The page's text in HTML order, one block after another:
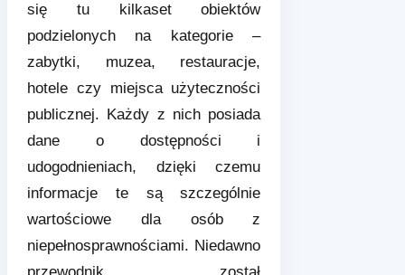
się tu kilkaset obiektów
podzielonych na kategorie –
zabytki, muzea, restauracje,
hotele czy miejsca użyteczności
publicznej. Każdy z nich posiada
dane o dostępności i
udogodnieniach, dzięki czemu
informacje te są szczególnie
wartościowe dla osób z
niepełnosprawnościami. Niedawno